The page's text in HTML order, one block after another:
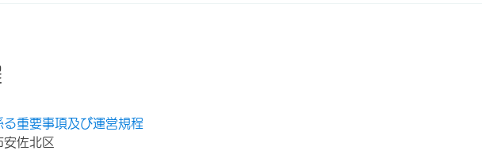
重要事項及び運営規程
佐北区